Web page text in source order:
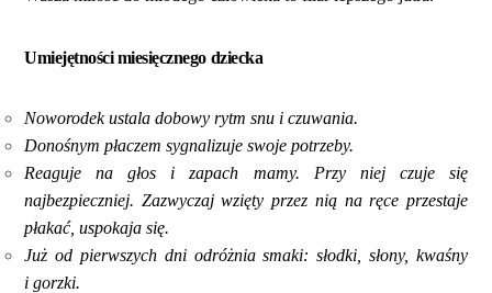
Umiejętności miesięcznego dziecka
Noworodek ustala dobowy rytm snu i czuwania.
Donośnym płaczem sygnalizuje swoje potrzeby.
Reaguje na głos i zapach mamy. Przy niej czuje się
najbezpieczniej. Zazwyczaj wzięty przez nią na ręce przestaje
płakać, uspokaja się.
Już od pierwszych dni odróżnia smaki: słodki, słony, kwaśny
i gorzki.